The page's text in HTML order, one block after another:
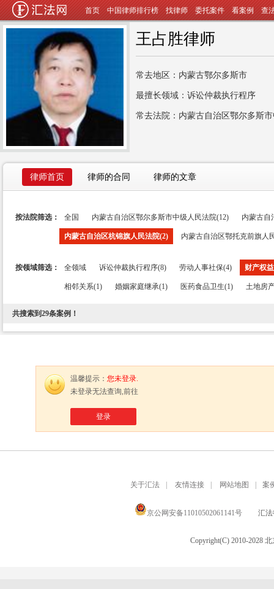
首页 中国律师排行榜 找律师 委托案件 看案例 查
王占胜律师
常去地区：内蒙古鄂尔多斯市
最擅长领域：诉讼仲裁执行程序
常去法院：内蒙古自治区鄂尔多斯
律师首页 律师的合同 律师的文章
按法院筛选： 全国 内蒙古自治区鄂尔多斯市中级人民法院(12) 内蒙古自
内蒙古自治区杭锦旗人民法院(2) 内蒙古自治区鄂托克前旗人
按领域筛选： 全领域 诉讼仲裁执行程序(8) 劳动人事社保(4) 财产权
相邻关系(1) 婚姻家庭继承(1) 医药食品卫生(1) 土地房
共搜索到29条案例！
温馨提示： 您未登录.
未登录无法查询,前往
登录
关于汇法 友情连接 网站地图 案
京公网安备11010502061141号 汇法
Copyright(C) 2010-2028